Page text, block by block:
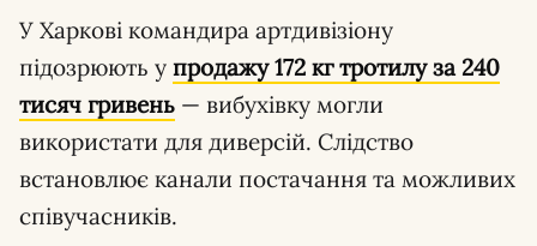
У Харкові командира артдивізіону
підозрюють у продажу 172 кг тротилу за 240
тисяч гривень — вибухівку могли
використати для диверсій. Слідство
встановлює канали постачання та можливих
співучасників.